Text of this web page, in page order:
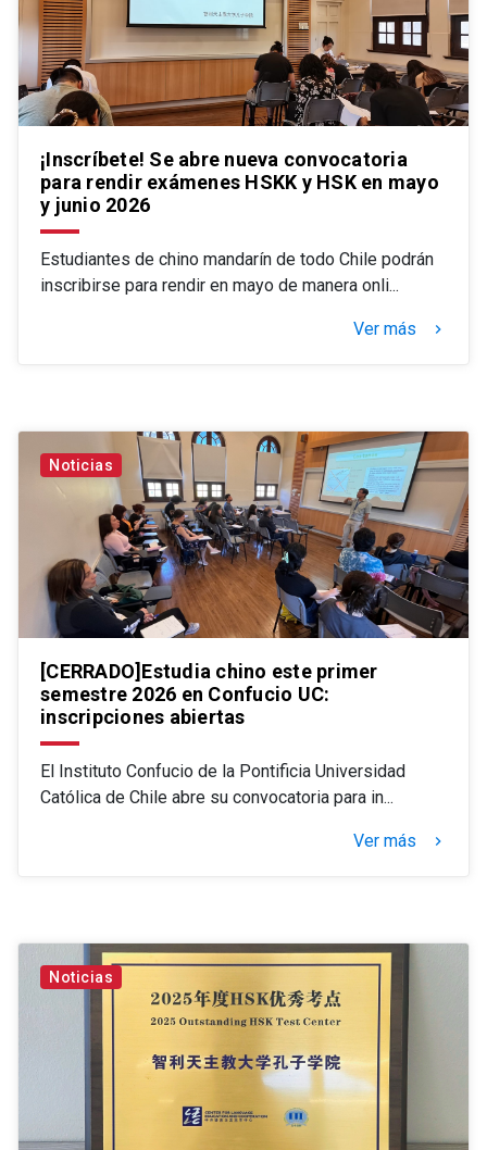
¡Inscríbete! Se abre nueva convocatoria
para rendir exámenes HSKK y HSK en mayo
y junio 2026
Estudiantes de chino mandarín de todo Chile podrán
inscribirse para rendir en mayo de manera onli...
Ver más keyboard_arrow_right
Noticias
[CERRADO]Estudia chino este primer
semestre 2026 en Confucio UC:
inscripciones abiertas
El Instituto Confucio de la Pontificia Universidad
Católica de Chile abre su convocatoria para in...
Ver más keyboard_arrow_right
Noticias